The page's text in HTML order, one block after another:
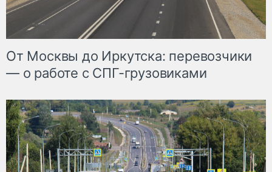
От Москвы до Иркутска: перевозчики
— о работе с СПГ-грузовиками